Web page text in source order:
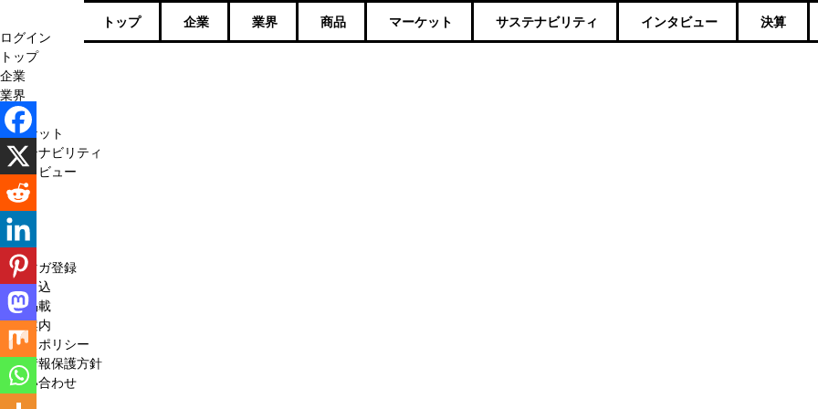
ログイン
トップ
企業
業界
商品
マーケット
サステナビリティ
インタビュー
決算
人事
連載
特集
メルマガ登録
購読申込
広告掲載
会社案内
サイトポリシー
個人情報保護方針
お問い合わせ
トップ 企業 業界 商品 マーケット サステナビリティ インタビュー 決算